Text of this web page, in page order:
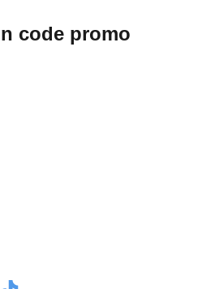
code promo